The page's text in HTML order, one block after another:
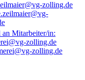
zolling.de